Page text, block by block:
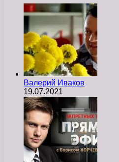
Валерий Иваков
19.07.2021